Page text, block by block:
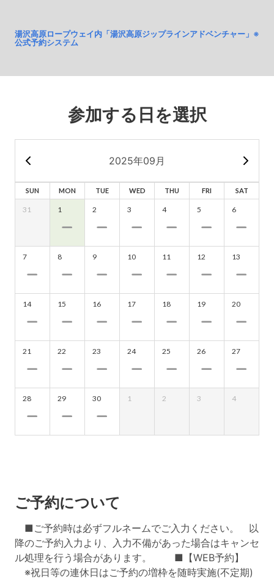
湯沢高原ロープウェイ内「湯沢高原ジップラインアドベンチャー」※
公式予約システム
参加する日を選択
2025年09月
SUN MON TUE WED THU FRI SAT
31 1 2 3 4 5 6
7 8 9 10 11 12 13
14 15 16 17 18 19 20
21 22 23 24 25 26 27
28 29 30 1 2 3 4
ご予約について
■ご予約時は必ずフルネームでご入力ください。 以
降のご予約入力より、入力不備があった場合はキャンセ
ル処理を行う場合があります。 ■【WEB予約】
※祝日等の連休日はご予約の増枠を随時実施(不定期)